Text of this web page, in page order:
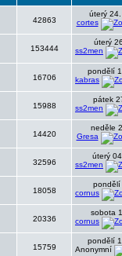
42863
úterý
cortes
153444
úterý
ss2men
16706
pondělí
kabras
15988
pátek
ss2men
14420
neděle
Gresa
32596
úterý
ss2men
18058
pondělí
cornus
20336
sobota
cornus
15759
pondělí
Anonymní